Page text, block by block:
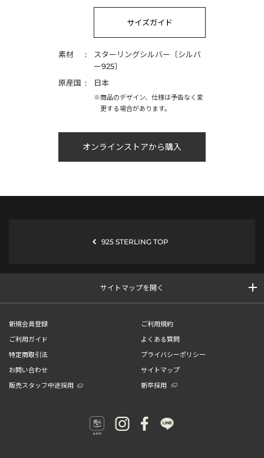
サイズガイド
素材
スターリングシルバー〔シルバ
ー925〕
原産国
日本
※商品のデザイン、仕様は予告なく変
更する場合があります。
オンラインストアから購入
925 STERLING TOP
サイトマップを開く
新規会員登録
ご利用規約
ご利用ガイド
よくある質問
特定商取引法
プライバシーポリシー
お問い合わせ
サイトマップ
販売スタッフ中途採用
新卒採用